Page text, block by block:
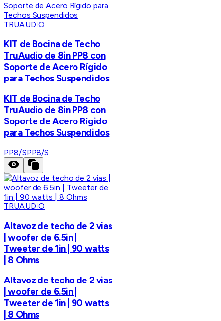
TRUAUDIO
KIT de Bocina de Techo
TruAudio de 8in PP8 con
Soporte de Acero Rígido
para Techos Suspendidos
KIT de Bocina de Techo
TruAudio de 8in PP8 con
Soporte de Acero Rígido
para Techos Suspendidos
PP8/SPP8/S
TRUAUDIO
Altavoz de techo de 2 vias
| woofer de 6.5in |
Tweeter de 1in | 90 watts
| 8 Ohms
Altavoz de techo de 2 vias
| woofer de 6.5in |
Tweeter de 1in | 90 watts
| 8 Ohms